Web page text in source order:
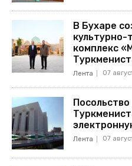
В Бухаре
культурно-
комплекс
Лента 07
Лента 07